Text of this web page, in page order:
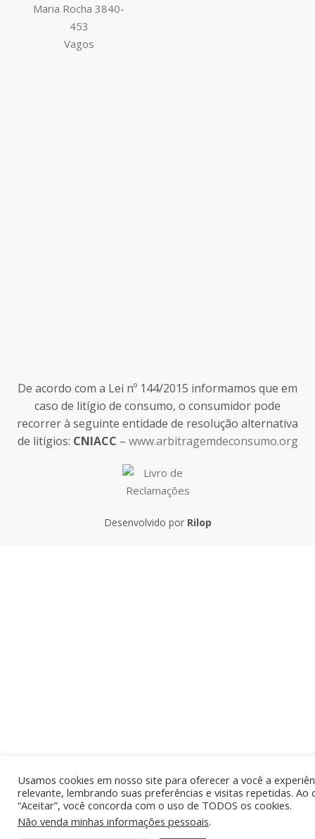
Usamos cookies em nosso site para oferecer a você a
relevante, lembrando suas preferências e visitas repetidas. Ao
“Aceitar”, você concorda com o uso de TODOS os cookies.
Não venda minhas informações pessoais.
Maria Rocha 3840-
453
Vagos
De acordo com a Lei nº 144/2015 informamos que em
caso de litígio de consumo, o consumidor pode
recorrer à seguinte entidade de resolução alternativa
de litígios: CNIACC – www.arbitragemdeconsumo.org
Desenvolvido por Rilop